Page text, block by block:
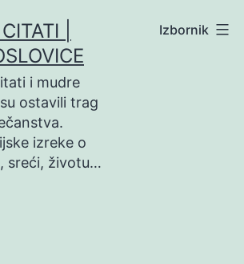
|
i mudre
ostavili trag
izreke o
sreći, životu…
Izbornik